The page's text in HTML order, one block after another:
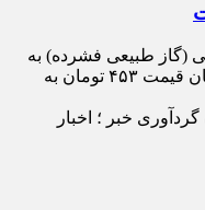
(گاز طبیعی فشرده) به
هیچ عنوان تغییر نکرده است و مردم همان قیمت ۴۵۳ تومان به
خبر ؛ اخبار